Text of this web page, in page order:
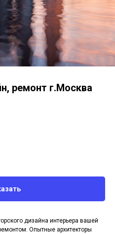
ремонт г.Москва
дизайна интерьера вашей
Опытные архитекторы